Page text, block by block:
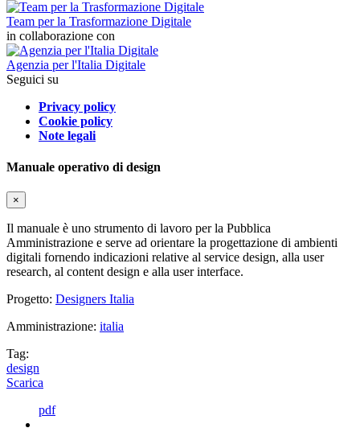
Team per la Trasformazione Digitale
in collaborazione con
Agenzia per l'Italia Digitale
Seguici su
Privacy policy
Cookie policy
Note legali
Manuale operativo di design
×
Il manuale è uno strumento di lavoro per la Pubblica
Amministrazione e serve ad orientare la progettazione di ambienti
digitali fornendo indicazioni relative al service design, alla user
research, al content design e alla user interface.
Progetto: Designers Italia
Amministrazione: italia
Tag:
design
Scarica
pdf